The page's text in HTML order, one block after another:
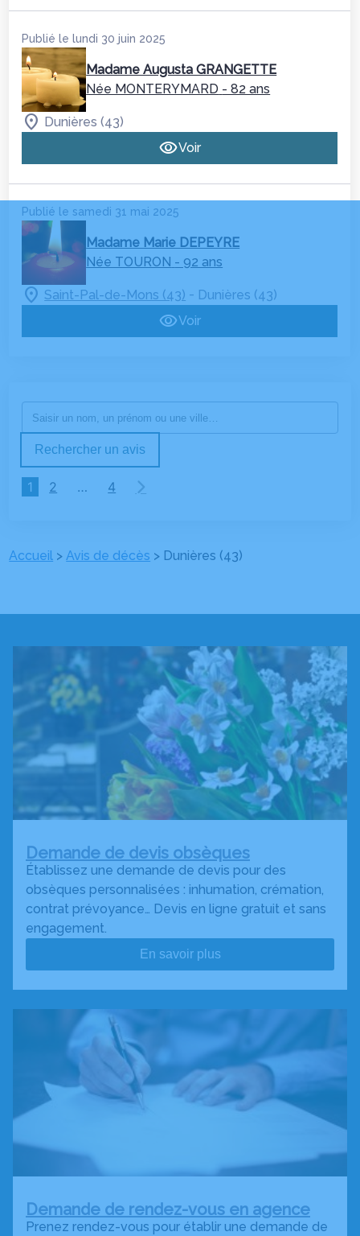
Publié le lundi 30 juin 2025
Madame Augusta GRANGETTE
Née MONTERYMARD - 82 ans
Dunières (43)
Voir
Publié le samedi 31 mai 2025
Madame Marie DEPEYRE
Née TOURON - 92 ans
Saint-Pal-de-Mons (43) - Dunières (43)
Voir
Rechercher un avis
1 2 … 4
Accueil >Avis de décès > Dunières (43)
Demande de devis obsèques
Établissez une demande de devis pour des
obsèques personnalisées : inhumation, crémation,
contrat prévoyance… Devis en ligne gratuit et sans
engagement.
En savoir plus
Demande de rendez-vous en agence
Prenez rendez-vous pour établir une demande de